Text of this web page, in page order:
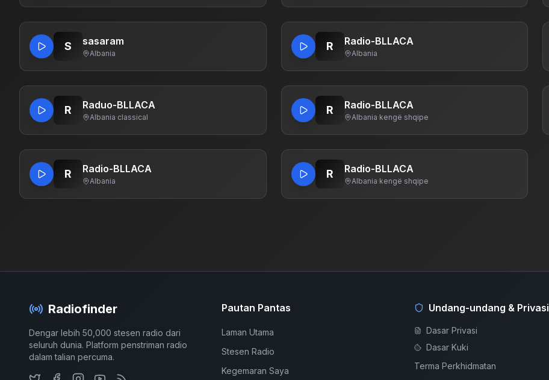
S sasaram
Albania
R Radio-BLLACA
Albania
R Raduo-BLLACA
Albania·classical
R Radio-BLLACA
Albania·kengë shqipe
R Radio-BLLACA
Albania
R Radio-BLLACA
Albania·kengë shqipe
Radiofinder
Dengar lebih 50,000 stesen radio dari
seluruh dunia. Platform penstriman radio
dalam talian percuma.
Pautan Pantas
Laman Utama
Stesen Radio
Kegemaran Saya
Undang-undang & Privasi
Dasar Privasi
Dasar Kuki
Terma Perkhidmatan